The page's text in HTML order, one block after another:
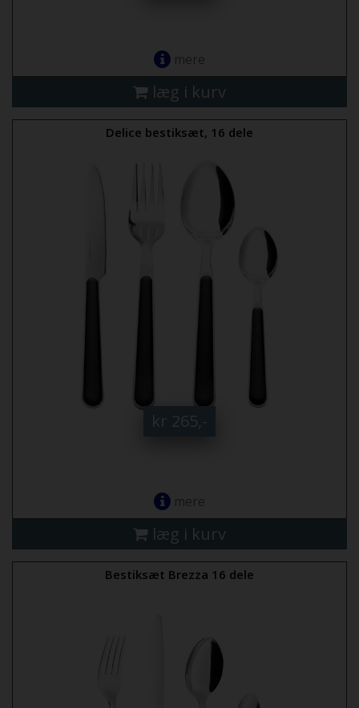
mere
læg i kurv
Delice bestiksæt, 16 dele
kr 265,-
mere
læg i kurv
Bestiksæt Brezza 16 dele